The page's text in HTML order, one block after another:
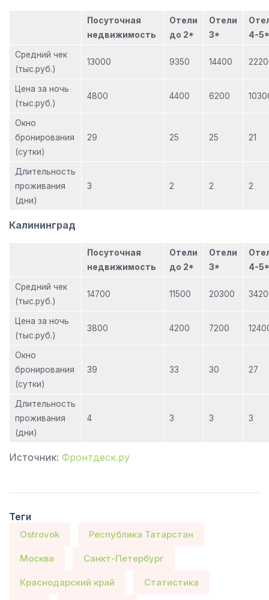
Посуточная
недвижимость
Отели
до 2*
Отели
3*
4-5*
Средний чек
(тыс.руб.)
13000 9350 14400
Цена за ночь
(тыс.руб.)
4800 4400 6200
Окно
бронирования
(сутки)
29 25 25 21
Длительность
проживания
(дни)
3 2 2 2
Калининград
Посуточная
недвижимость
Отели
до 2*
Отели
3*
4-5*
Средний чек
(тыс.руб.)
14700 11500 20300
Цена за ночь
(тыс.руб.)
3800 4200 7200
Окно
бронирования
(сутки)
39 33 30 27
Длительность
проживания
(дни)
4 3 3 3
Источник: Фронтдеск.ру
Теги
Ostrovok Республика Татарстан
Москва Санкт-Петербург
Краснодарский край Статистика